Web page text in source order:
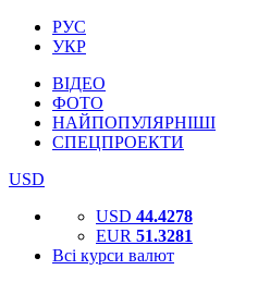
РУС
УКР
ВІДЕО
ФОТО
НАЙПОПУЛЯРНІШІ
СПЕЦПРОЕКТИ
USD
USD 44.4278
EUR 51.3281
Всі курси валют